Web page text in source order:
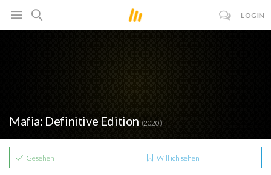
LOGIN
Mafia: Definitive Edition (2020)
Gesehen Will ich sehen